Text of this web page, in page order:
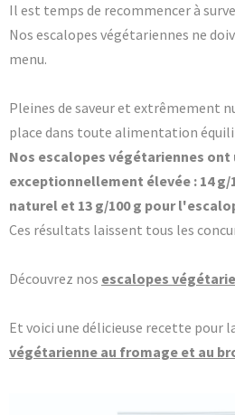
Il est temps de recommencer à
Nos escalopes végétariennes ne
menu.
Pleines de saveur et extrêmement
place dans toute alimentation
Nos escalopes végétariennes
exceptionnellement élevée : 14
naturel et 13 g/100 g pour
Ces résultats laissent tous les
Découvrez nos escalopes
Et voici une délicieuse recette pour
végétarienne au fromage et au